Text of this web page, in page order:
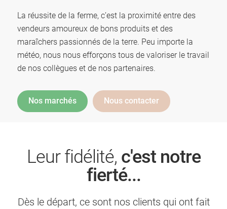
La réussite de la ferme, c’est la proximité entre des
vendeurs amoureux de bons produits et des
maraîchers passionnés de la terre. Peu importe la
météo, nous nous efforçons tous de valoriser le travail
de nos collègues et de nos partenaires.
Nos marchés Nous contacter
Leur fidélité, c'est notre
fierté...
Dès le départ, ce sont nos clients qui ont fait